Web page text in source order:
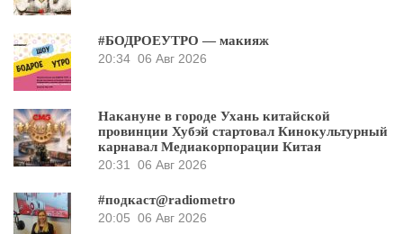
#БОДРОЕУТРО — макияж
20:34 06 Авг 2026
Накануне в городе Ухань китайской
провинции Хубэй стартовал Кинокультурный
карнавал Медиакорпорации Китая
20:31
06 Авг 2026
#подкаст@radiometro
20:05 06 Авг 2026